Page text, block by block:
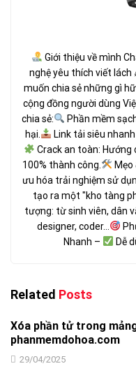
Giới thiệu về mình
nghệ yêu thích viết
muốn chia sẻ những gì
cộng đồng người dùng
chia sẻ:
Phần mềm
hại.
Link tải siêu
Crack an toàn:
100% thành công.
ưu hóa trải nghiệm sử
tạo ra một "kho tàng
tượng: từ sinh viên, dân
designer, coder...
Nhanh –
Dễ
Related Posts
Xóa phần tử trong
phanmemdohoa.com
29/04/2025